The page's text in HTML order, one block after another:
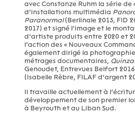
avec Constanze Ruhm la série
d’installations multimédia
Paranormal(Berlinale 2015, FID
2017) et signé l’image et le
d’artiste produits entre 2020 et
l’action des « Nouveaux
également dirigé la
métrages documentaires,
Genoudet, Entrevues Belfort
(Isabelle Rèbre, FILAF d’argent
Il travaille actuellement à
développement de son premier
à Beyrouth et au Liban Sud.